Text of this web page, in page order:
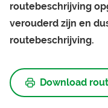
routebeschrijving
verouderd zijn en
routebeschrijving.
Download